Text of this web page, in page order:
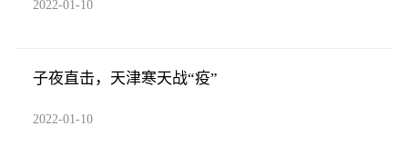
2022-01-10
子夜直击，天津寒天战“疫”
2022-01-10